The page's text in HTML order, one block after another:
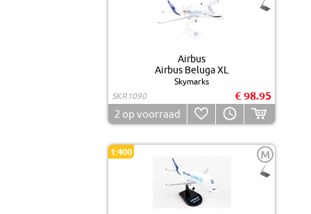
Airbus
Airbus Beluga XL
Skymarks
SKR1090
€ 98.95
2 op voorraad
1:400 M